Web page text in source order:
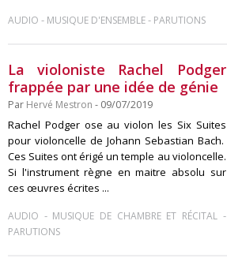
AUDIO - MUSIQUE D'ENSEMBLE- PARUTIONS
La violoniste Rachel Podger
frappée par une idée de génie
Par Hervé Mestron - 09/07/2019
Rachel Podger ose au violon les Six Suites
pour violoncelle de Johann Sebastian Bach.
Ces Suites ont érigé un temple au violoncelle.
Si l'instrument règne en maitre absolu sur
ces œuvres écrites ...
AUDIO - MUSIQUE DE CHAMBRE ET RÉCITAL-
PARUTIONS